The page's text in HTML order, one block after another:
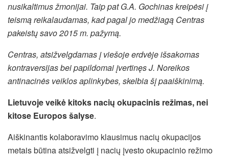
nusikaltimus žmonijai. Taip pat G.A. Gochinas kreipėsi į
teismą reikalaudamas, kad pagal jo medžiagą Centras
pakeistų savo 2015 m. pažymą.
Centras, atsižvelgdamas į viešoje erdvėje išsakomas
kontraversijas bei papildomai įvertinęs J. Noreikos
antinacinės veiklos aplinkybes, skelbia šį paaiškinimą.
Lietuvoje veikė kitoks nacių okupacinis režimas, nei
kitose Europos šalyse.
Aiškinantis kolaboravimo klausimus nacių okupacijos
metais būtina atsižvelgti į nacių įvesto okupacinio režimo